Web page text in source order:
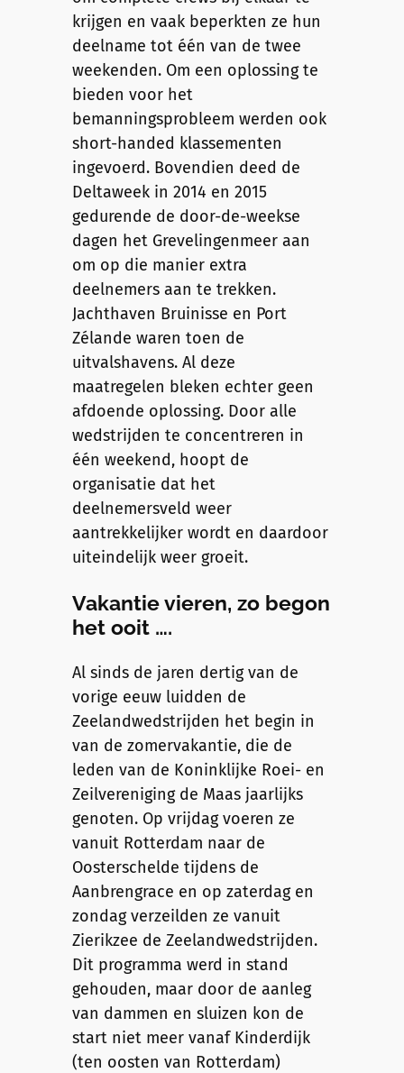
krijgen en vaak beperkten ze hun
deelname tot één van de twee
weekenden. Om een oplossing te
bieden voor het
bemanningsprobleem werden ook
short-handed klassementen
ingevoerd. Bovendien deed de
Deltaweek in 2014 en 2015
gedurende de door-de-weekse
dagen het Grevelingenmeer aan
om op die manier extra
deelnemers aan te trekken.
Jachthaven Bruinisse en Port
Zélande waren toen de
uitvalshavens. Al deze
maatregelen bleken echter geen
afdoende oplossing. Door alle
wedstrijden te concentreren in
één weekend, hoopt de
organisatie dat het
deelnemersveld weer
aantrekkelijker wordt en daardoor
uiteindelijk weer groeit.
Vakantie vieren, zo begon
het ooit ….
Al sinds de jaren dertig van de
vorige eeuw luidden de
Zeelandwedstrijden het begin in
van de zomervakantie, die de
leden van de Koninklijke Roei- en
Zeilvereniging de Maas jaarlijks
genoten. Op vrijdag voeren ze
vanuit Rotterdam naar de
Oosterschelde tijdens de
Aanbrengrace en op zaterdag en
zondag verzeilden ze vanuit
Zierikzee de Zeelandwedstrijden.
Dit programma werd in stand
gehouden, maar door de aanleg
van dammen en sluizen kon de
start niet meer vanaf Kinderdijk
(ten oosten van Rotterdam)